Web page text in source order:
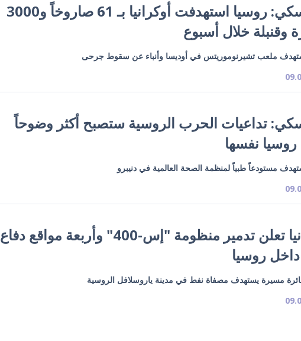
زيلينسكي: روسيا استهدفت أوكرانيا بـ 61 صاروخاً و3000
وقنبلة خلال أسبوع
ملعب تشيرنوموريتس في أوديسا وأنباء عن سقوط جرحى
تداعيات الحرب الروسية ستصبح أكثر وضوحاً
نفسها
مستودعاً طبياً لمنظمة الصحة العالمية في دنيبرو
أوكرانيا تعلن تدمير منظومة "إس-400" وأربعة مواقع دفاع
روسيا
مسيرة يستهدف مصفاة نفط في مدينة ياروسلافل الروسية